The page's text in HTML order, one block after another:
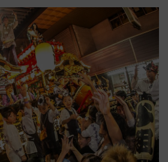
全力応援 夜行列車「ドリーム
おひさま号」も走る